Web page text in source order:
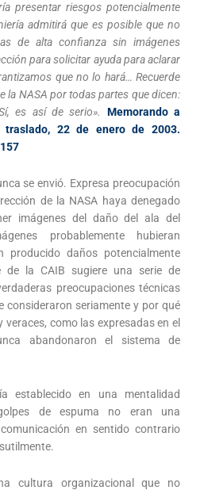
presentar riesgos potencialmente
admitirá que es posible que no
de alta confianza sin imágenes
para solicitar ayuda para aclarar
que no lo hará… Recuerde
la NASA por todas partes que dicen:
es así de serio». Memorando a
22 de enero de 2003.
se envió. Expresa preocupación
de la NASA haya denegado
imágenes del daño del ala del
probablemente hubieran
producido daños potencialmente
de la CAIB sugiere una serie de
preocupaciones técnicas
consideraron seriamente y por qué
como las expresadas en el
abandonaron el sistema de
establecido en una mentalidad
de espuma no eran una
en sentido contrario
cultura organizacional que no